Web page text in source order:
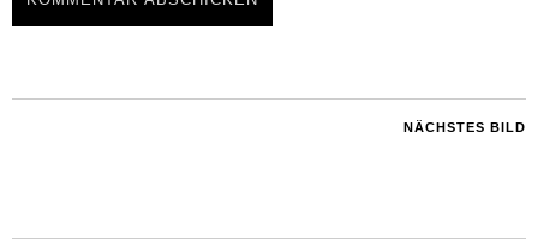
NÄCHSTES BILD